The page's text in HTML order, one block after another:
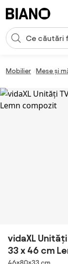
Introducerea
Mobilier Mese și
vidaXL
33 x 46 cm
Dimensiuni